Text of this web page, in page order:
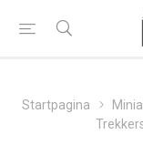
Startpagina